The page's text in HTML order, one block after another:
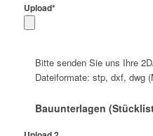
Upload*
Bitte senden Sie uns Ihre
Dateiformate: stp, dxf, dwg
Bauunterlagen